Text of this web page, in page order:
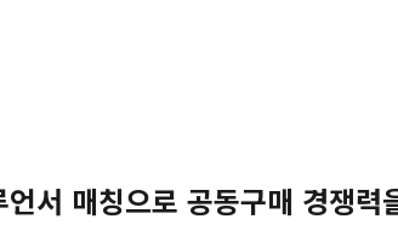
서 매칭으로 공동구매 경쟁력